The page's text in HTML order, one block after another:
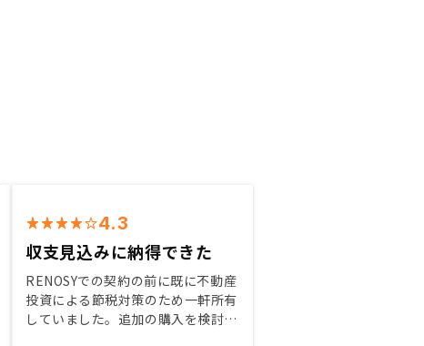
4.3
収支見込みに納得できた
RENOSYでの契約の前に既に不動産
投資による節税対策のため一軒所有
していました。追加の購入を検討し